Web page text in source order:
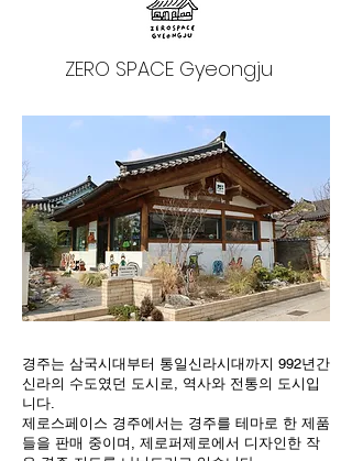
ZERO SPACE Gyeongju
경주는 삼국시대부터 통일신라시대까지 992년간
신라의 수도였던 도시로, 역사와 전통의 도시입
니다.
제로스페이스 경주에서는 경주를 테마로 한 제품
들을 판매 중이며, 제로퍼제로에서 디자인한 작